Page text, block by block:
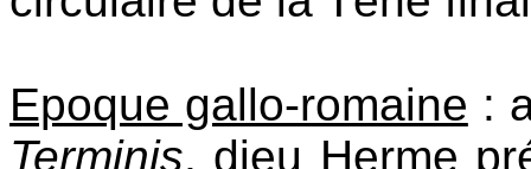
Epoque gallo-romaine :
Terminis, dieu Herme